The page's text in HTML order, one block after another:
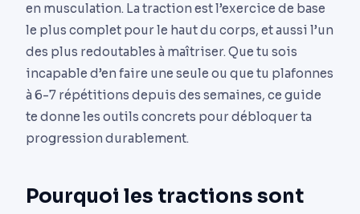
en musculation. La traction est l’exercice de base
le plus complet pour le haut du corps, et aussi l’un
des plus redoutables à maîtriser. Que tu sois
incapable d’en faire une seule ou que tu plafonnes
à 6-7 répétitions depuis des semaines, ce guide
te donne les outils concrets pour débloquer ta
progression durablement.
Pourquoi les tractions sont